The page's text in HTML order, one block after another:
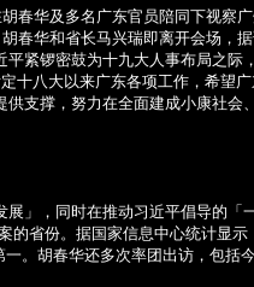
春华及多名广东官员陪同下视察
春华和省长马兴瑞即离开会场，
紧锣密鼓为十九大人事布局之际
十八大以来广东各项工作，希望
支撑，努力在全面建成小康社会
」，同时在推动习近平倡导的「
的省份。据国家信息中心统计显示
一。胡春华还多次率团出访，包括